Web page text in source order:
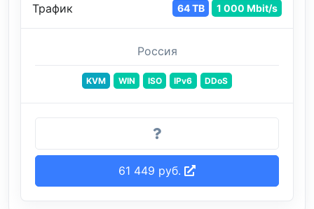
Трафик 64 TB 1 000 Mbit/s
Россия
KVM WIN ISO IPv6 DDoS
61 449 руб.